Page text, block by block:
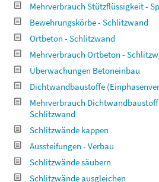
Mehrverbrauch Stützflüssigkeit -
Bewehrungskörbe - Schlitzwand
Ortbeton - Schlitzwand
Mehrverbrauch Ortbeton -
Überwachungen Betoneinbau
Dichtwandbaustoffe
Mehrverbrauch
Schlitzwand
Schlitzwände kappen
Aussteifungen - Verbau
Schlitzwände säubern
Schlitzwände ausgleichen